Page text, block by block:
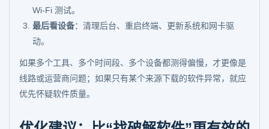
Wi-Fi 测试。
最后看设备：清理后台、重启终端、更新系统和网卡驱
动。
如果多个工具、多个时间段、多个设备都测得偏慢，才更像是
线路或运营商问题；如果只有某个来源下载的软件异常，就应
优先怀疑软件质量。